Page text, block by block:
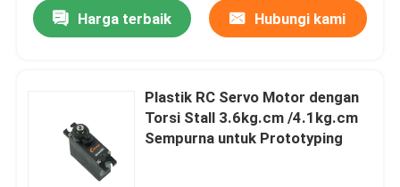
Produk
Harga terbaik Hubungi kami
Plastik RC Servo Motor dengan
Torsi Stall 3.6kg.cm /4.1kg.cm
Sempurna untuk Prototyping